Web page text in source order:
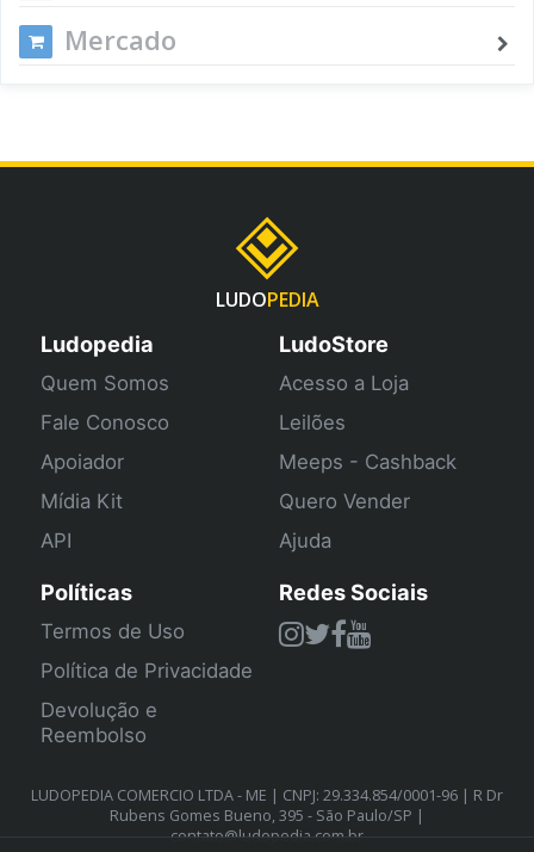
Mercado
LUDOPEDIA
Ludopedia
Quem Somos
Fale Conosco
Apoiador
Mídia Kit
API
LudoStore
Acesso a Loja
Leilões
Meeps - Cashback
Quero Vender
Ajuda
Políticas
Termos de Uso
Política de Privacidade
Devolução e
Reembolso
Redes Sociais
LUDOPEDIA COMERCIO LTDA - ME | CNPJ: 29.334.854/0001-96 | R Dr
Rubens Gomes Bueno, 395 - São Paulo/SP |
contato@ludopedia.com.br